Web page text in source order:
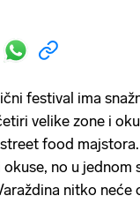
festival ima
velike zone i
food
no u jednom
nitko neće